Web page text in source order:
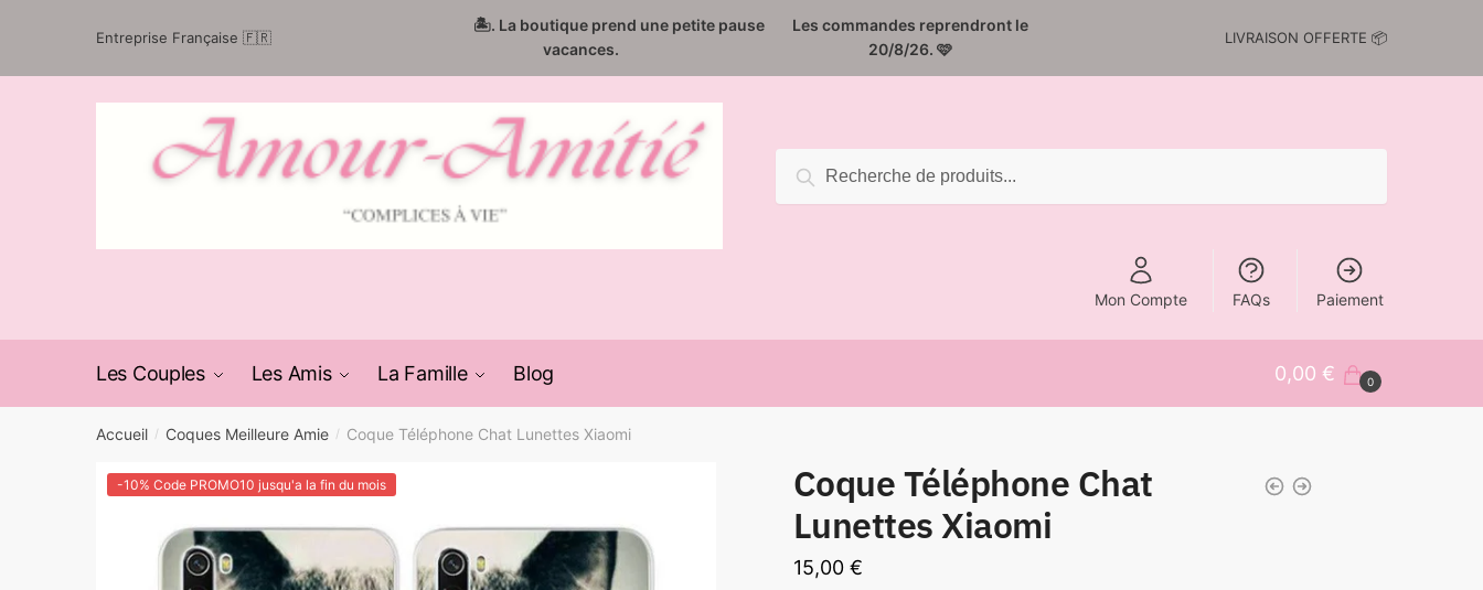
Entreprise Française 🇫🇷
🏝️. La boutique prend une petite pause
vacances.
Les commandes reprendront le
20/8/26. 🩷
LIVRAISON OFFERTE 📦
pour :
Recherche
Mon Compte FAQs Paiement
Les Couples Les Amis La Famille Blog 0,00 € 0
Accueil / Coques Meilleure Amie / Coque Téléphone Chat Lunettes Xiaomi
-10% Code PROMO10 jusqu'a la fin du mois
Coque Téléphone Chat
Lunettes Xiaomi
15,00 €